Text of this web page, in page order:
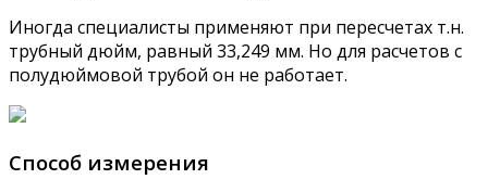
Иногда специалисты применяют при пересчетах т.н.
трубный дюйм, равный 33,249 мм. Но для расчетов с
полудюймовой трубой он не работает.
Способ измерения